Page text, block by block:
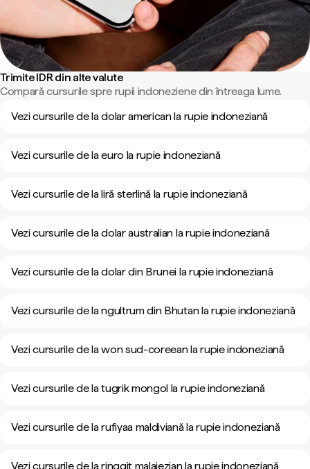
Trimite IDR din alte valute
Compară cursurile spre rupii indoneziene din întreaga lume.
Vezi cursurile de la dolar american la rupie indoneziană
Vezi cursurile de la euro la rupie indoneziană
Vezi cursurile de la liră sterlină la rupie indoneziană
Vezi cursurile de la dolar australian la rupie indoneziană
Vezi cursurile de la dolar din Brunei la rupie indoneziană
Vezi cursurile de la ngultrum din Bhutan la rupie indoneziană
Vezi cursurile de la won sud-coreean la rupie indoneziană
Vezi cursurile de la tugrik mongol la rupie indoneziană
Vezi cursurile de la rufiyaa maldiviană la rupie indoneziană
Vezi cursurile de la ringgit malaiezian la rupie indoneziană